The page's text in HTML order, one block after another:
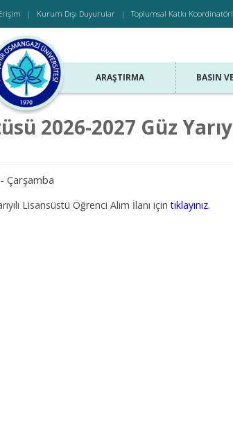
Kurum Dışı Duyurular Toplumsal Katkı
ARAŞTIRMA BASIN
2026-2027 Güz
Çarşamba
Lisansüstü Öğrenci Alım İlanı içintıklayınız.